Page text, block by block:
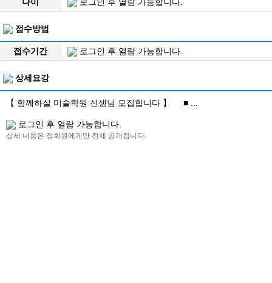
접수방법
접수기간 로그인 후 열람 가능합니다.
상세요강
【 함께하실 미술학원 선생님 모집합니다 】 ■ ...
로그인 후 열람 가능합니다.
상세 내용은 정회원에게만 전체 공개됩니다.